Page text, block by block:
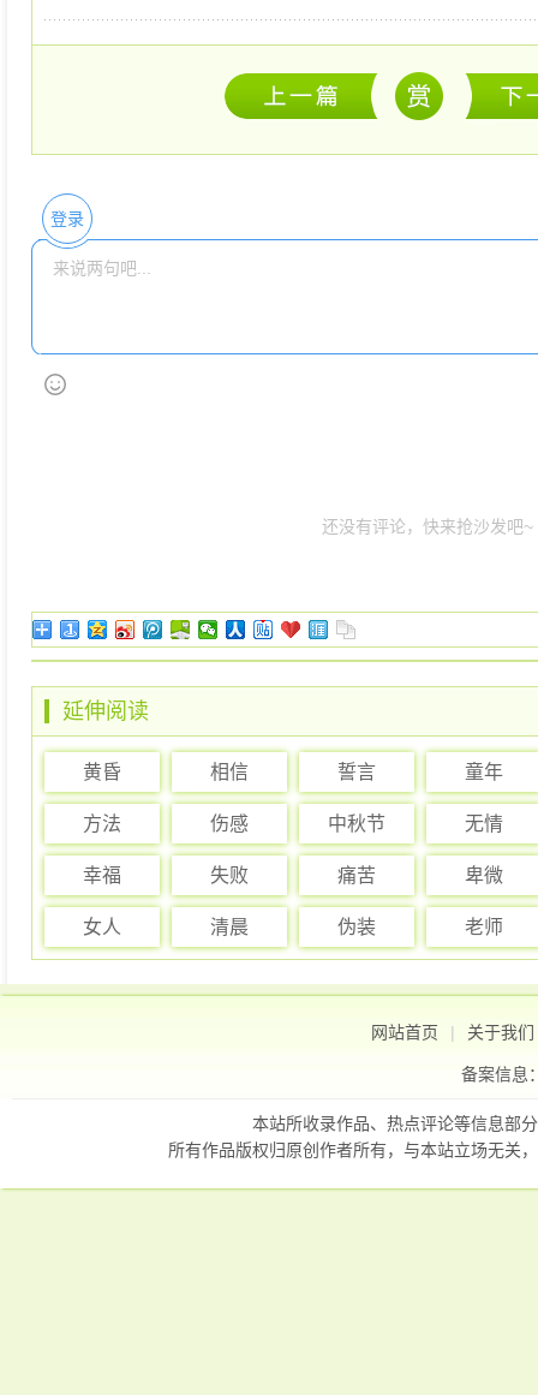
登录
还没有评论，快来抢沙发吧~
延伸阅读
黄昏 相信 誓言 童年
方法 伤感 中秋节 无情
幸福 失败 痛苦 卑微
女人 清晨 伪装 老师
网站首页 | 关于我们
备案信息
本站所收录作品、热点评论等信息部
所有作品版权归原创作者所有，与本站立场无关